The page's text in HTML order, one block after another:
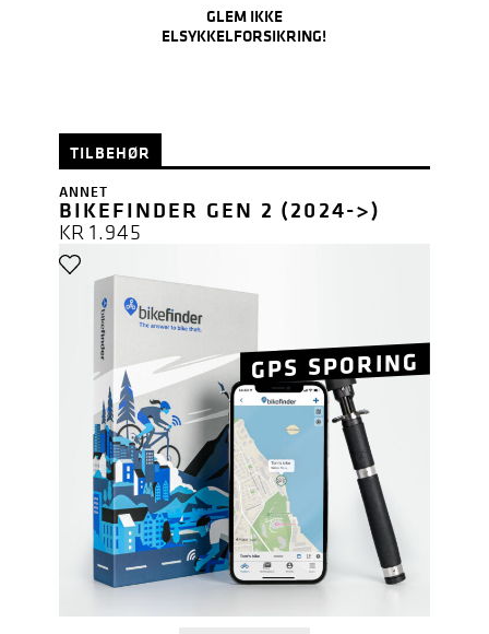
GLEM IKKE
ELSYKKELFORSIKRING!
TILBEHØR
GPS SPORING
ANNET
BIKEFINDER GEN 2 (2024->)
KR1.945